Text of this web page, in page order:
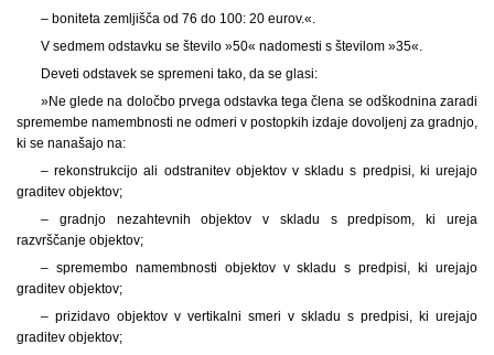
– boniteta zemljišča od 76 do 100: 20 eurov.«.
V sedmem odstavku se število »50« nadomesti s številom »35«.
Deveti odstavek se spremeni tako, da se glasi:
»Ne glede na določbo prvega odstavka tega člena se odškodnina zaradi
spremembe namembnosti ne odmeri v postopkih izdaje dovoljenj za gradnjo,
ki se nanašajo na:
– rekonstrukcijo ali odstranitev objektov v skladu s predpisi, ki urejajo
graditev objektov;
– gradnjo nezahtevnih objektov v skladu s predpisom, ki ureja
razvrščanje objektov;
– spremembo namembnosti objektov v skladu s predpisi, ki urejajo
graditev objektov;
– prizidavo objektov v vertikalni smeri v skladu s predpisi, ki urejajo
graditev objektov;